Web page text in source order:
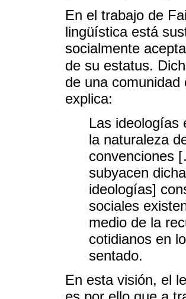
En el trabajo de
lingüística está
socialmente
de su estatus.
de una
explica:
Las ideologías
la naturaleza
convenciones
subyacen
ideologías]
sociales
medio de la
cotidianos en
sentado.
En esta visión, el